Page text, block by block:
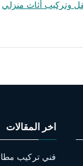
وتركيب أثاث منزلي
اخر المقالات